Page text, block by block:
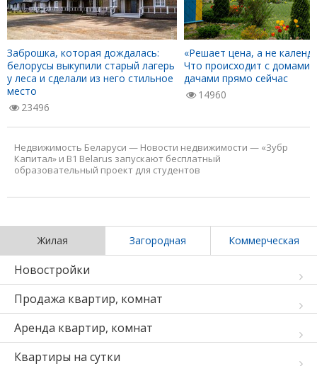
Заброшка, которая дождалась:
белорусы выкупили старый лагерь
у леса и сделали из него стильное
место
23496
«Решает цена, а не
Что происходит с домами
дачами прямо сейчас
14960
Недвижимость Беларуси — Новости недвижимости — «Зубр
Капитал» и B1 Belarus запускают бесплатный
образовательный проект для студентов
Жилая Загородная Коммерческая
Новостройки
Продажа квартир, комнат
Аренда квартир, комнат
Квартиры на сутки